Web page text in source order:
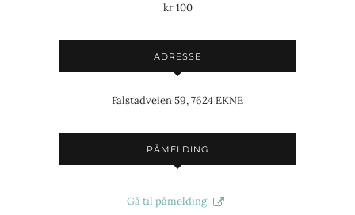
kr 100
ADRESSE
Falstadveien 59, 7624 EKNE
PÅMELDING
Gå til påmelding